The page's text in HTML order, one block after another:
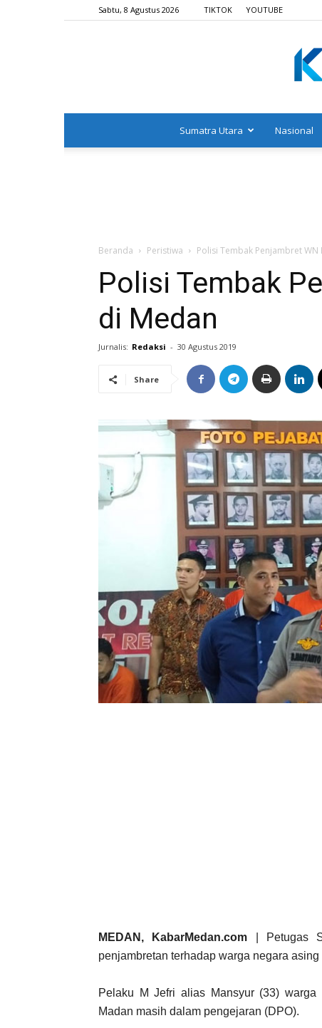
Sabtu, 8 Agustus 2026 TIKTOK YOUTUBE
Sumatra Utara Nasional
Beranda Peristiwa Polisi Tembak Penjambret WN
Polisi Tembak
di Medan
Jurnalis: Redaksi - 30 Agustus 2019
Share
MEDAN, KabarMedan.com | Petugas
penjambretan terhadap warga negara
Pelaku M Jefri alias Mansyur (33) warga
Madan masih dalam pengejaran (DPO).